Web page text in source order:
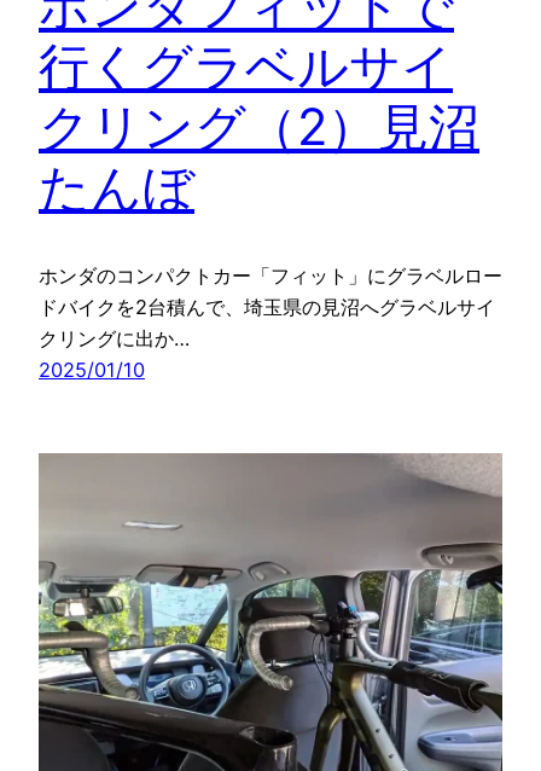
行くグラベルサイ
クリング（2）見沼
たんぼ
ホンダのコンパクトカー「フィット」にグラベルロー
ドバイクを2台積んで、埼玉県の見沼へグラベルサイ
クリングに出か…
2025/01/10